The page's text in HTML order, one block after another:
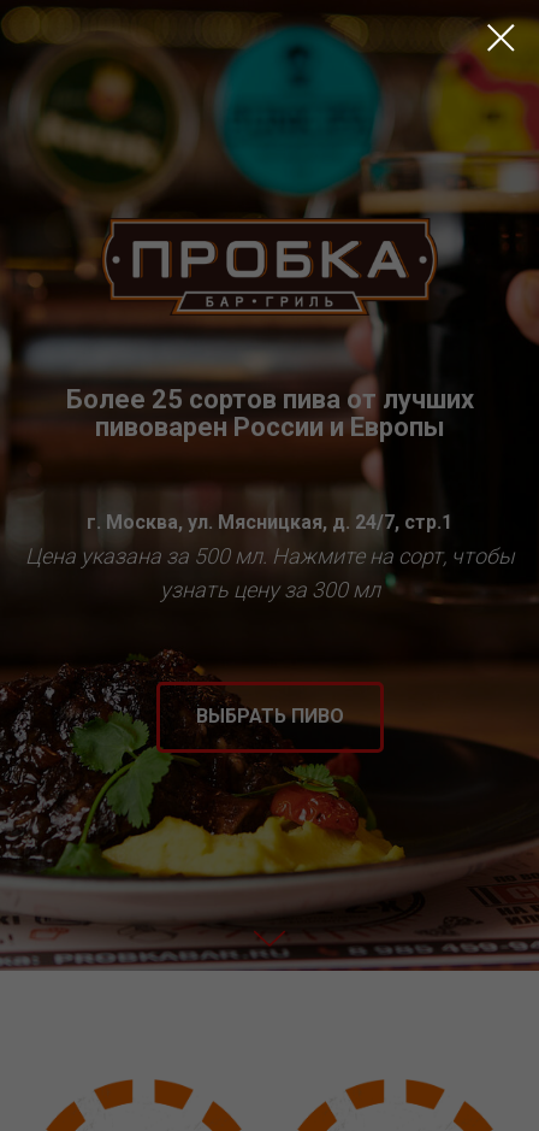
Более 25 сортов пива от лучших
пивоварен России и Европы
г. Москва, ул. Мясницкая, д. 24/7, стр.1
Цена указана за 500 мл. Нажмите на сорт, чтобы
узнать цену за 300 мл
ВЫБРАТЬ ПИВО